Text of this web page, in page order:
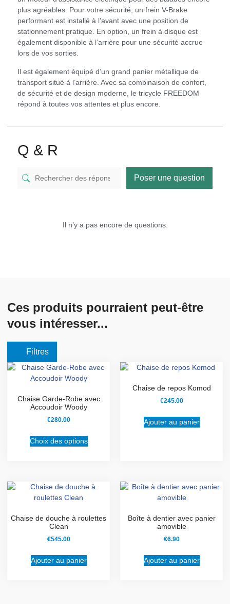
plus agréables. Pour votre sécurité, un frein V-Brake
performant est installé à l’avant avec une position de
stationnement pratique. En option, un frein à disque est
également disponible à l’arrière pour une sécurité accrue
lors de vos sorties.
Il est également équipé d’un grand panier métallique de
transport situé à l’arrière. Avec sa combinaison de confort,
de sécurité et de design moderne, le tricycle FREEDOM
répond à toutes vos attentes et plus encore.
Q & R
Poser une question
Il n’y a pas encore de questions.
Ces produits pourraient peut-être
vous intéresser...
Filtres
Chaise Garde-Robe avec
Accoudoir Woody
€280.00
Choix des options
Chaise de repos Komod
€245.00
Ajouter au panier
Chaise de douche à roulettes
Clean
€545.00
Ajouter au panier
Boîte à dentier avec panier
amovible
€6.90
Ajouter au panier